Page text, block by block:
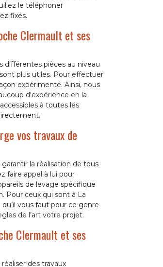
le téléphoner
fixés.
Clermault et ses
différentes pièces au niveau
plus utiles. Pour effectuer
expérimenté. Ainsi, nous
d'expérience en la
à toutes les
vos travaux de
la réalisation de tous
faire appel à lui pour
de levage spécifique
Pour ceux qui sont à La
vous faut pour ce genre
de l’art votre projet.
Clermault et ses
des travaux